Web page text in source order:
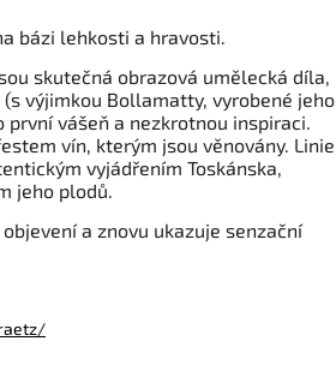
bázi lehkosti a hravosti.
skutečná obrazová umělecká díla,
výjimkou Bollamatty, vyrobené jeho
vášeň a nezkrotnou inspiraci.
vín, kterým jsou věnovány. Linie
vyjádřením Toskánska,
jeho plodů.
a znovu ukazuje senzační